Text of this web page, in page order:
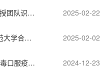
J VIROL｜四川农业大学黄小波教授团队识别 PDCoV S1 蛋白保守构象表位的新型中和抗体及其对仔猪的疗效 2025-02-22
Adv Sci｜四川农业大学与福建师范大学合作解析了一种新型血红素载体蛋白的结构及其作用机制 2025-02-02
IJBM｜猪病研究中心在猪δ冠状病毒口服疫苗方面开展了创新研究 2024-12-23